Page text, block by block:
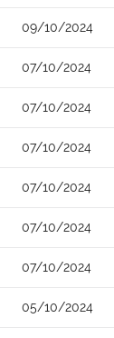
09/10/2024
07/10/2024
07/10/2024
07/10/2024
07/10/2024
07/10/2024
07/10/2024
05/10/2024